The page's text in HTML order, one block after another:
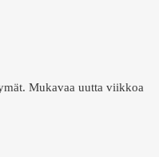
Mukavaa uutta viikkoa